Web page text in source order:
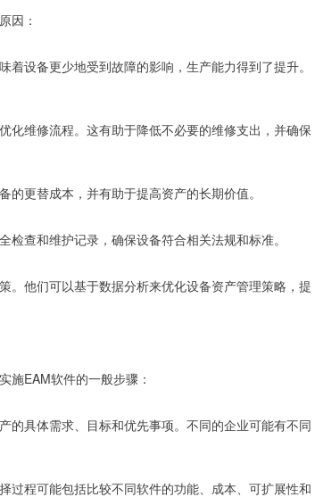
因：
设备更少地受到故障的影响，生产能力得到了提升。
化维修流程。这有助于降低不必要的维修支出，并确保
更替成本，并有助于提高资产的长期价值。
查和维护记录，确保设备符合相关法规和标准。
。他们可以基于数据分析来优化设备资产管理策略，提
施EAM软件的一般步骤：
的具体需求、目标和优先事项。不同的企业可能有不同
过程可能包括比较不同软件的功能、成本、可扩展性和